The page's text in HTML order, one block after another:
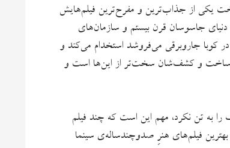
یکی از جذاب‌ترین و مفرح‌ترین فیلم‌هایش
دنیای جاسوسان قرن بیستم و سازمان‌های
کوبا جاروبرقی می‌فروشد استخدام می‌کند و
ساخت و کشف‌شان سخت‌تر از این‌ها است و
به تن نکرد، مهم این است که چند فیلم
فیلم‌های هنرِ صدوچندساله‌ی سینما